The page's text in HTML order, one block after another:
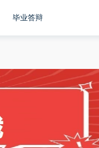
毕业答辩